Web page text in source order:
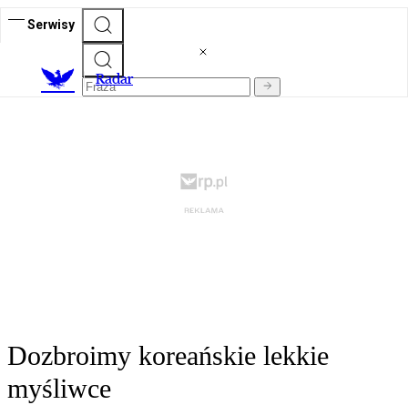
Serwisy
Radar
Dozbroimy koreańskie lekkie
myśliwce